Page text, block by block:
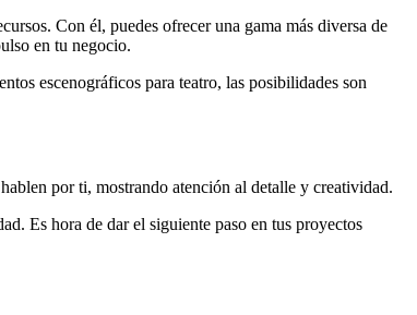
Con él, puedes ofrecer una gama más diversa de
en tu negocio.
escenográficos para teatro, las posibilidades son
por ti, mostrando atención al detalle y creatividad.
Es hora de dar el siguiente paso en tus proyectos